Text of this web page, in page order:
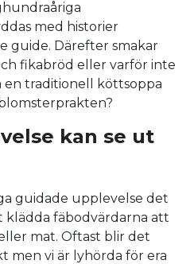
med historier
guide. Därefter smakar
fikabröd eller varför inte
en traditionell köttsoppa
kan se ut
guidade upplevelse det
klädda fäbodvärdarna att
mat. Oftast blir det
men vi är lyhörda för era